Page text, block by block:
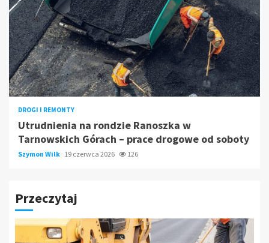
DROGI I REMONTY
Utrudnienia na rondzie Ranoszka w
Tarnowskich Górach – prace drogowe od soboty
Szymon Wilk 19 czerwca 2026 126
Przeczytaj